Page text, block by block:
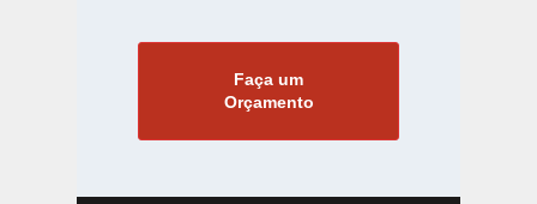
Faça um
Orçamento